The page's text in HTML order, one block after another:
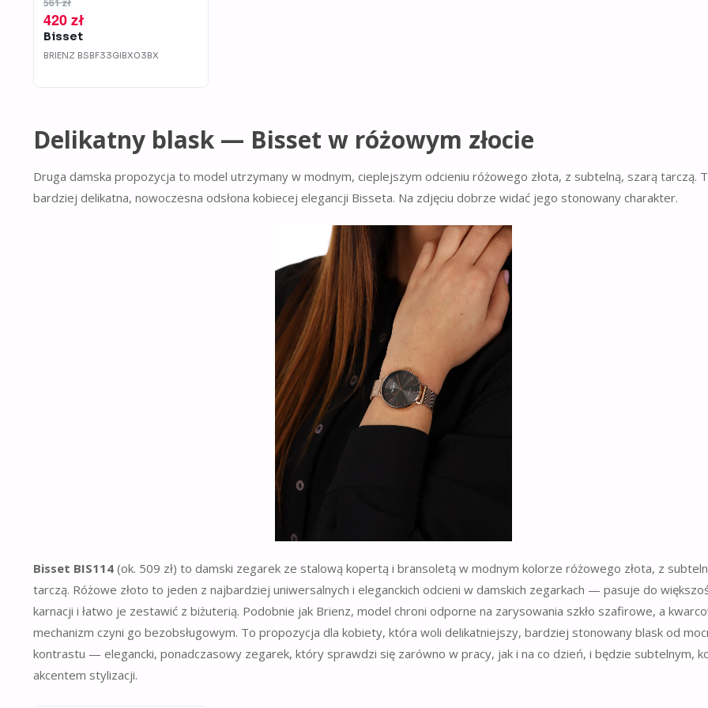
420 zł
Bisset
BRIENZ BSBF33GIBX03BX
Delikatny blask — Bisset w różowym złocie
Druga damska propozycja to model utrzymany w modnym, cieplejszym odcieniu różowego złota, z subtelną, szarą tarczą.
bardziej delikatna, nowoczesna odsłona kobiecej elegancji Bisseta. Na zdjęciu dobrze widać jego stonowany charakter.
Bisset BIS114 (ok. 509 zł) to damski zegarek ze stalową kopertą i bransoletą w modnym kolorze różowego złota, z
tarczą. Różowe złoto to jeden z najbardziej uniwersalnych i eleganckich odcieni w damskich zegarkach — pasuje do
karnacji i łatwo je zestawić z biżuterią. Podobnie jak Brienz, model chroni odporne na zarysowania szkło szafirowe, a
mechanizm czyni go bezobsługowym. To propozycja dla kobiety, która woli delikatniejszy, bardziej stonowany blask od
kontrastu — elegancki, ponadczasowy zegarek, który sprawdzi się zarówno w pracy, jak i na co dzień, i będzie subtelnym,
akcentem stylizacji.